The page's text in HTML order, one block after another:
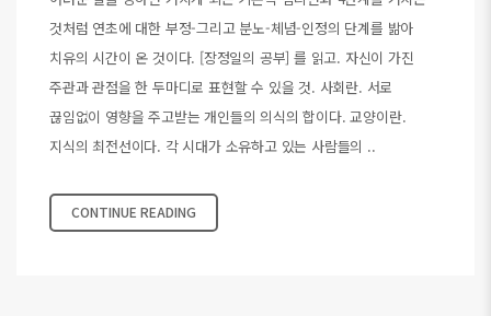
것처럼 연초에 대한 부정-그리고 분노-체념-인정의 단계를 밞아
치유의 시간이 온 것이다. [장정일의 공부] 를 읽고. 자신이 가진
주관과 관점을 한 두마디로 표현할 수 있을 것. 사회란. 서로
끊임없이 영향을 주고받는 개인들의 의식의 합이다. 교양이란.
지식의 최전선이다. 각 시대가 소유하고 있는 사람들의 ..
CONTINUE READING